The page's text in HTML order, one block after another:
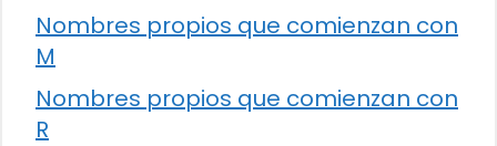
Nombres propios que comienzan con
M
Nombres propios que comienzan con
R